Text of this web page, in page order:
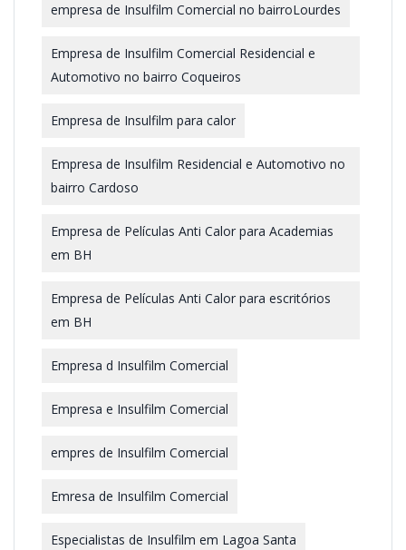
empresa de Insulfilm Comercial no bairroLourdes
Empresa de Insulfilm Comercial Residencial e
Automotivo no bairro Coqueiros
Empresa de Insulfilm para calor
Empresa de Insulfilm Residencial e Automotivo no
bairro Cardoso
Empresa de Películas Anti Calor para Academias
em BH
Empresa de Películas Anti Calor para escritórios
em BH
Empresa d Insulfilm Comercial
Empresa e Insulfilm Comercial
empres de Insulfilm Comercial
Emresa de Insulfilm Comercial
Especialistas de Insulfilm em Lagoa Santa